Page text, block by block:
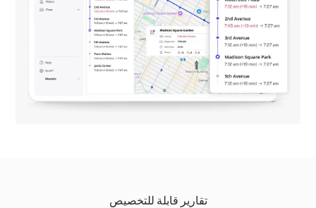
تقارير قابلة للتخصيص